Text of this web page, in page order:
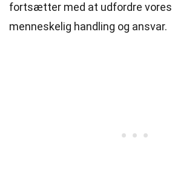
fortsætter med at udfordre
menneskelig handling og ansvar.